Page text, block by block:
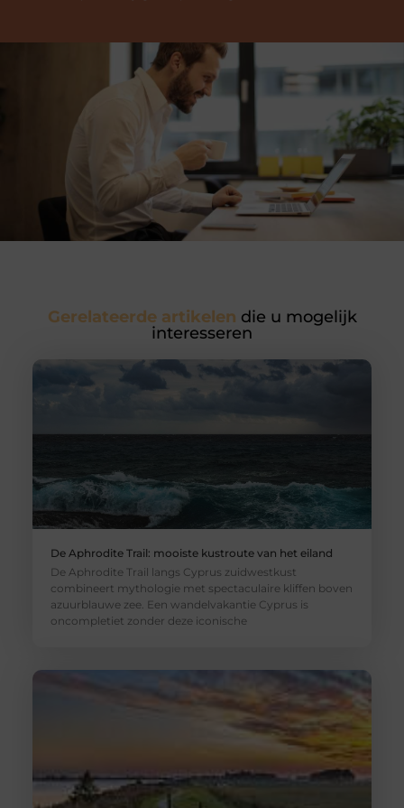
Gerelateerde artikelen die u mogelijk
interesseren
De Aphrodite Trail: mooiste kustroute van het eiland
De Aphrodite Trail langs Cyprus zuidwestkust
combineert mythologie met spectaculaire kliffen boven
azuurblauwe zee. Een wandelvakantie Cyprus is
oncompletiet zonder deze iconische